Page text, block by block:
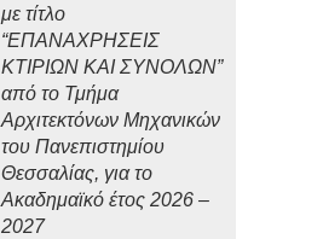
με τίτλο
“ΕΠΑΝΑΧΡΗΣΕΙΣ
ΚΤΙΡΙΩΝ ΚΑΙ ΣΥΝΟΛΩΝ”
από το Τμήμα
Αρχιτεκτόνων Μηχανικών
του Πανεπιστημίου
Θεσσαλίας, για το
Ακαδημαϊκό έτος 2026 –
2027